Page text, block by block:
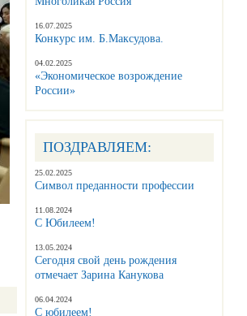
16.07.2025
Конкурс им. Б.Максудова.
04.02.2025
«Экономическое возрождение
России»
ПОЗДРАВЛЯЕМ:
25.02.2025
Символ преданности профессии
11.08.2024
С Юбилеем!
13.05.2024
Сегодня свой день рождения
отмечает Зарина Канукова
06.04.2024
С юбилеем!